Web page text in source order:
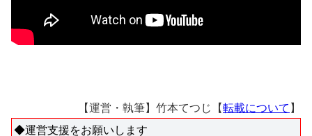
【運営・執筆】竹本てつじ【転載について 】
◆運営支援をお願いします